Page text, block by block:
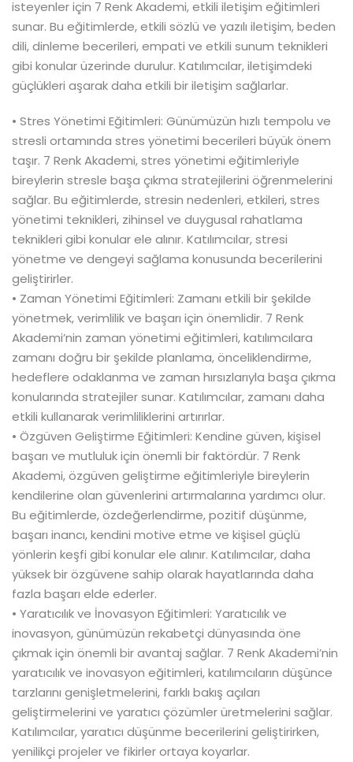
isteyenler için 7 Renk Akademi, etkili iletişim eğitimleri
sunar. Bu eğitimlerde, etkili sözlü ve yazılı iletişim, beden
dili, dinleme becerileri, empati ve etkili sunum teknikleri
gibi konular üzerinde durulur. Katılımcılar, iletişimdeki
güçlükleri aşarak daha etkili bir iletişim sağlarlar.
• Stres Yönetimi Eğitimleri: Günümüzün hızlı tempolu ve
stresli ortamında stres yönetimi becerileri büyük önem
taşır. 7 Renk Akademi, stres yönetimi eğitimleriyle
bireylerin stresle başa çıkma stratejilerini öğrenmelerini
sağlar. Bu eğitimlerde, stresin nedenleri, etkileri, stres
yönetimi teknikleri, zihinsel ve duygusal rahatlama
teknikleri gibi konular ele alınır. Katılımcılar, stresi
yönetme ve dengeyi sağlama konusunda becerilerini
geliştirirler.
• Zaman Yönetimi Eğitimleri: Zamanı etkili bir şekilde
yönetmek, verimlilik ve başarı için önemlidir. 7 Renk
Akademi’nin zaman yönetimi eğitimleri, katılımcılara
zamanı doğru bir şekilde planlama, önceliklendirme,
hedeflere odaklanma ve zaman hırsızlarıyla başa çıkma
konularında stratejiler sunar. Katılımcılar, zamanı daha
etkili kullanarak verimliliklerini artırırlar.
• Özgüven Geliştirme Eğitimleri: Kendine güven, kişisel
başarı ve mutluluk için önemli bir faktördür. 7 Renk
Akademi, özgüven geliştirme eğitimleriyle bireylerin
kendilerine olan güvenlerini artırmalarına yardımcı olur.
Bu eğitimlerde, özdeğerlendirme, pozitif düşünme,
başarı inancı, kendini motive etme ve kişisel güçlü
yönlerin keşfi gibi konular ele alınır. Katılımcılar, daha
yüksek bir özgüvene sahip olarak hayatlarında daha
fazla başarı elde ederler.
• Yaratıcılık ve İnovasyon Eğitimleri: Yaratıcılık ve
inovasyon, günümüzün rekabetçi dünyasında öne
çıkmak için önemli bir avantaj sağlar. 7 Renk Akademi’nin
yaratıcılık ve inovasyon eğitimleri, katılımcıların düşünce
tarzlarını genişletmelerini, farklı bakış açıları
geliştirmelerini ve yaratıcı çözümler üretmelerini sağlar.
Katılımcılar, yaratıcı düşünme becerilerini geliştirirken,
yenilikçi projeler ve fikirler ortaya koyarlar.